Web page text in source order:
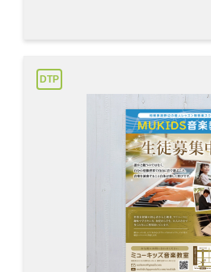
DTP